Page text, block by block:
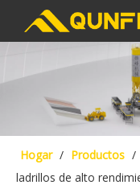
Hogar / Productos /
ladrillos de alto